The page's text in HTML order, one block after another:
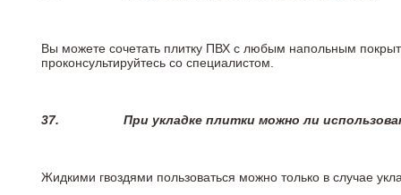
Вы можете сочетать плитку ПВХ с любым напольным
проконсультируйтесь со специалистом.
37. При укладке плитки можно ли
Жидкими гвоздями пользоваться можно только в случае